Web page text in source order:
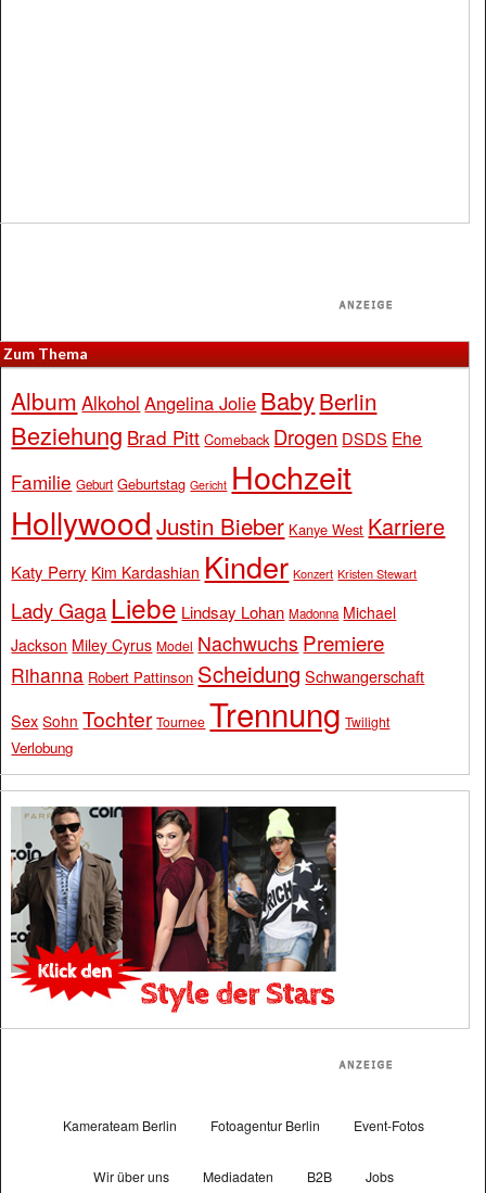
Zum Thema
Album Alkohol Angelina Jolie BabyBerlin
Beziehung Brad Pitt Comeback Drogen DSDS Ehe
Familie Geburt Geburtstag Gericht Hochzeit
Hollywood Justin Bieber Kanye West Karriere
Katy Perry Kim Kardashian Kinder Konzert Kristen Stewart
Lady Gaga Liebe Lindsay Lohan Madonna Michael
Jackson Miley Cyrus Model Nachwuchs Premiere
Rihanna Robert Pattinson Scheidung Schwangerschaft
Sex Sohn Tochter Tournee Trennung Twilight
Verlobung
Kamerateam Berlin Fotoagentur Berlin Event-Fotos
Wir über uns Mediadaten B2B Jobs